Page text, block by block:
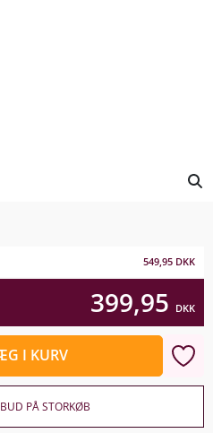
549,95 DKK
399,95 DKK
I KURV
PÅ STORKØB